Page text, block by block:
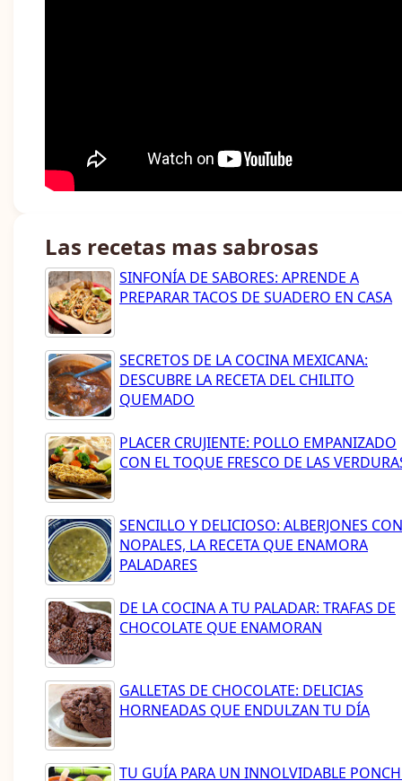
Las recetas mas sabrosas
SINFONÍA DE SABORES: APRENDE A
PREPARAR TACOS DE SUADERO EN CASA
SECRETOS DE LA COCINA MEXICANA:
DESCUBRE LA RECETA DEL CHILITO
QUEMADO
PLACER CRUJIENTE: POLLO EMPANIZADO
CON EL TOQUE FRESCO DE LAS
SENCILLO Y DELICIOSO: ALBERJONES CON
NOPALES, LA RECETA QUE ENAMORA
PALADARES
DE LA COCINA A TU PALADAR: TRAFAS DE
CHOCOLATE QUE ENAMORAN
GALLETAS DE CHOCOLATE: DELICIAS
HORNEADAS QUE ENDULZAN TU DÍA
TU GUÍA PARA UN INNOLVIDABLE